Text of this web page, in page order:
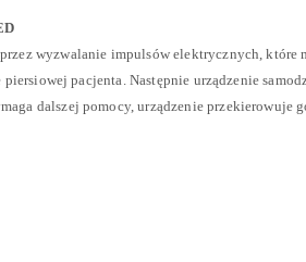
wyzwalanie impulsów elektrycznych, które
pacjenta. Następnie urządzenie
dalszej pomocy, urządzenie przekierowuje